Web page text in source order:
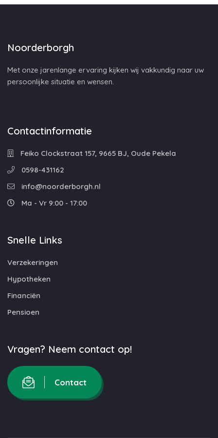
Noorderborgh
Met onze jarenlange ervaring kijken wij vakkundig naar uw
persoonlijke situatie en wensen.
Contactinformatie
Feiko Clockstraat 157, 9665 BJ, Oude Pekela
0598-431162
info@noorderborgh.nl
Ma - Vr 9:00 - 17:00
Snelle Links
Verzekeringen
Hypotheken
Financiën
Pensioen
Vragen? Neem contact op!
Contact